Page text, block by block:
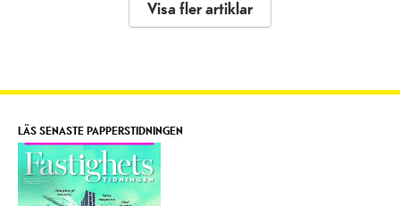
Visa fler artiklar
LÄS SENASTE PAPPERSTIDNINGEN